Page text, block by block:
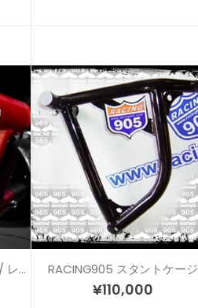
IMPAKTECH スタントケージ / レースアーマー リペアスライダー RACING905 スタントケージ
¥110,000